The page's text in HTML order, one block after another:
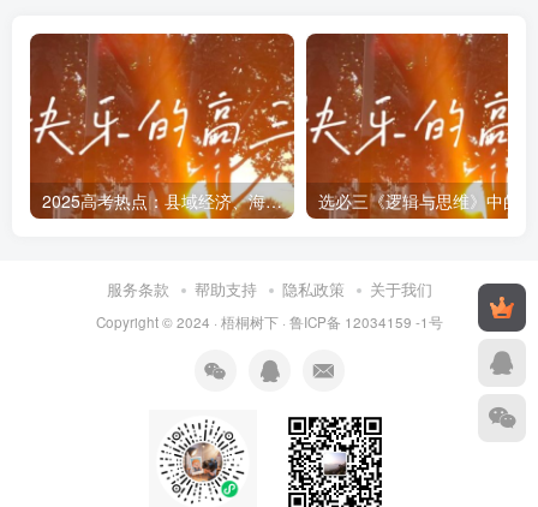
列推断正确的是( )
①党通过制度建设巩固长期执政地位，在与时偕行中彰
显政治本色
②推进党的自我革命能够破解大党独有难题，永葆党的
③党的建设是历久弥新的伟大工程，是中华文化和中国
精神的时代精华
④党的指导思想一脉相承，为新时代党和国家事业发展
A.①② B.①④ C.②③ D.③④
2025高考热点：县域经济、海洋经济和湾区经济
服务条款 帮助支持 隐私政策 关于我们
Copyright © 2024 · 梧桐树下· 鲁ICP备 12034159 -1号